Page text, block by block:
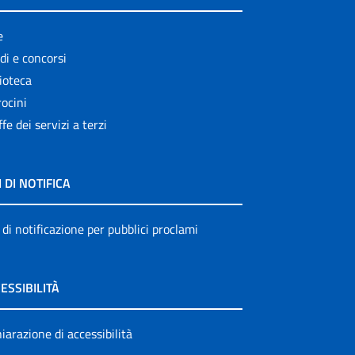
e concorsi
dei servizi a terzi
DI NOTIFICA
notificazione per pubblici proclami
di accessibilità